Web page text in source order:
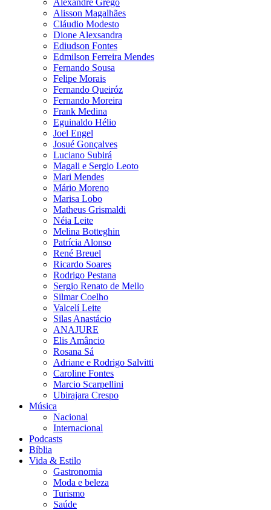
Alexandre Grego
Alisson Magalhães
Cláudio Modesto
Dione Alexsandra
Ediudson Fontes
Edmilson Ferreira Mendes
Fernando Sousa
Felipe Morais
Fernando Queiróz
Fernando Moreira
Frank Medina
Eguinaldo Hélio
Joel Engel
Josué Gonçalves
Luciano Subirá
Magali e Sergio Leoto
Mari Mendes
Mário Moreno
Marisa Lobo
Matheus Grismaldi
Néia Leite
Melina Botteghin
Patrícia Alonso
René Breuel
Ricardo Soares
Rodrigo Pestana
Sergio Renato de Mello
Silmar Coelho
Valcelí Leite
Silas Anastácio
ANAJURE
Elis Amâncio
Rosana Sá
Adriane e Rodrigo Salvitti
Caroline Fontes
Marcio Scarpellini
Ubirajara Crespo
Música
Nacional
Internacional
Podcasts
Bíblia
Vida & Estilo
Gastronomia
Moda e beleza
Turismo
Saúde